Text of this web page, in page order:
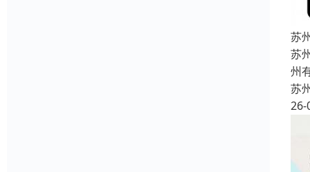
苏
苏
州
苏
26-